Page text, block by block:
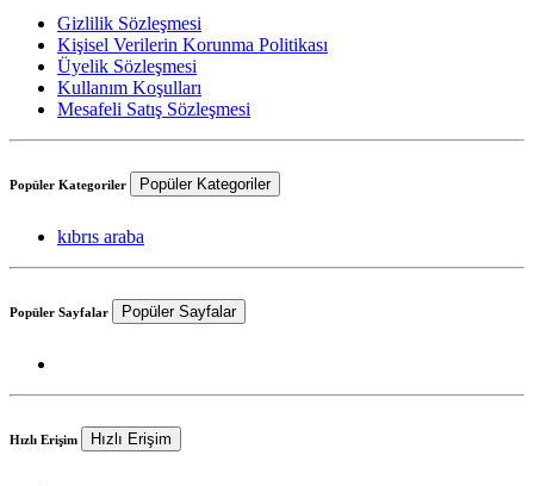
Gizlilik Sözleşmesi
Kişisel Verilerin Korunma Politikası
Üyelik Sözleşmesi
Kullanım Koşulları
Mesafeli Satış Sözleşmesi
Popüler Kategoriler Popüler Kategoriler
kıbrıs araba
Popüler Sayfalar Popüler Sayfalar
Hızlı Erişim Hızlı Erişim